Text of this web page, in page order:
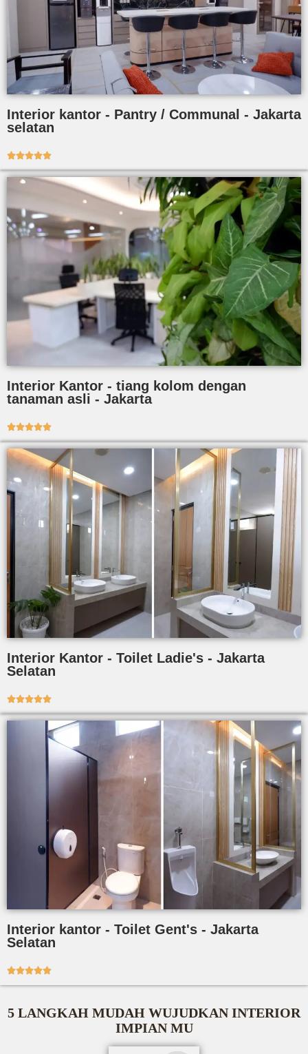
Interior kantor - Pantry / Communal - Jakarta
selatan

Interior Kantor - tiang kolom dengan
tanaman asli - Jakarta

Interior Kantor - Toilet Ladie's - Jakarta
Selatan

Interior kantor - Toilet Gent's - Jakarta
Selatan

5 LANGKAH MUDAH WUJUDKAN INTERIOR
IMPIAN MU